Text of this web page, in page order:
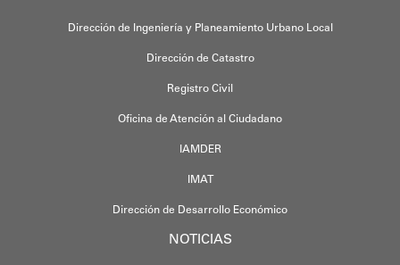
Dirección de Ingeniería y Planeamiento Urbano Local
Dirección de Catastro
Registro Civil
Oficina de Atención al Ciudadano
IAMDER
IMAT
Dirección de Desarrollo Económico
NOTICIAS